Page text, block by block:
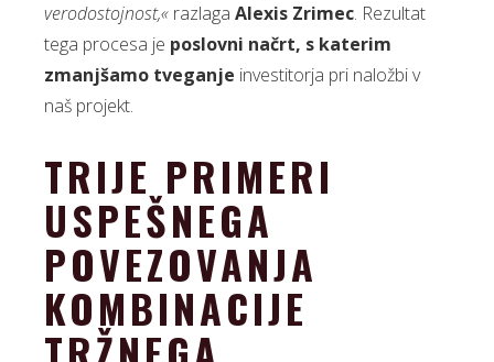
verodostojnost,« razlaga Alexis Zrimec. Rezultat
tega procesa je poslovni načrt, s katerim
zmanjšamo tveganje investitorja pri naložbi v
naš projekt.
TRIJE PRIMERI
USPEŠNEGA
POVEZOVANJA
KOMBINACIJE